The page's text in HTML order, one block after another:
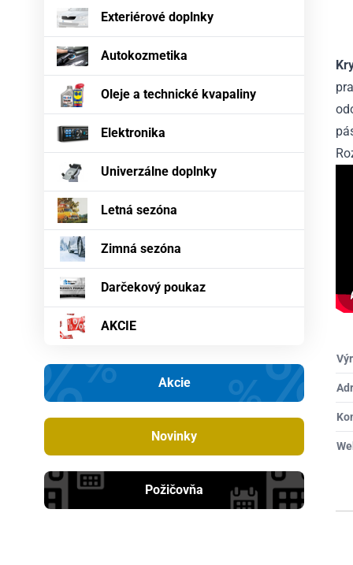
Exteriérové doplnky
Autokozmetika
Oleje a technické kvapaliny
Elektronika
Univerzálne doplnky
Letná sezóna
Zimná sezóna
Darčekový poukaz
AKCIE
Akcie
Novinky
Požičovňa